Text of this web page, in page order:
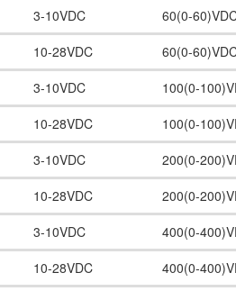
3-10VDC
60(0-
10-28VDC
60(0-
3-10VDC
100(0-
10-28VDC
100(0-
3-10VDC
200(0-
10-28VDC
200(0-
3-10VDC
400(0-
10-28VDC 400(0-